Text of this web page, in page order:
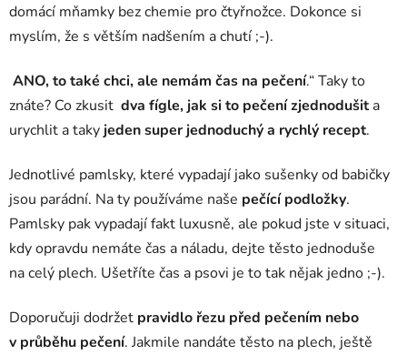
domácí mňamky bez chemie pro čtyřnožce. Dokonce si
myslím, že s větším nadšením a chutí ;-).
ANO, to také chci, ale nemám čas na pečení.“ Taky to
znáte? Co zkusit dva fígle, jak si to pečení zjednodušita
urychlit a taky jeden super jednoduchý a rychlý recept.
Jednotlivé pamlsky, které vypadají jako sušenky od babičky
jsou parádní. Na ty používáme naše pečící podložky.
Pamlsky pak vypadají fakt luxusně, ale pokud jste v situaci,
kdy opravdu nemáte čas a náladu, dejte těsto jednoduše
na celý plech. Ušetříte čas a psovi je to tak nějak jedno ;-).
Doporučuji dodržet pravidlo řezu před pečením nebo
v průběhu pečení. Jakmile nandáte těsto na plech, ještě